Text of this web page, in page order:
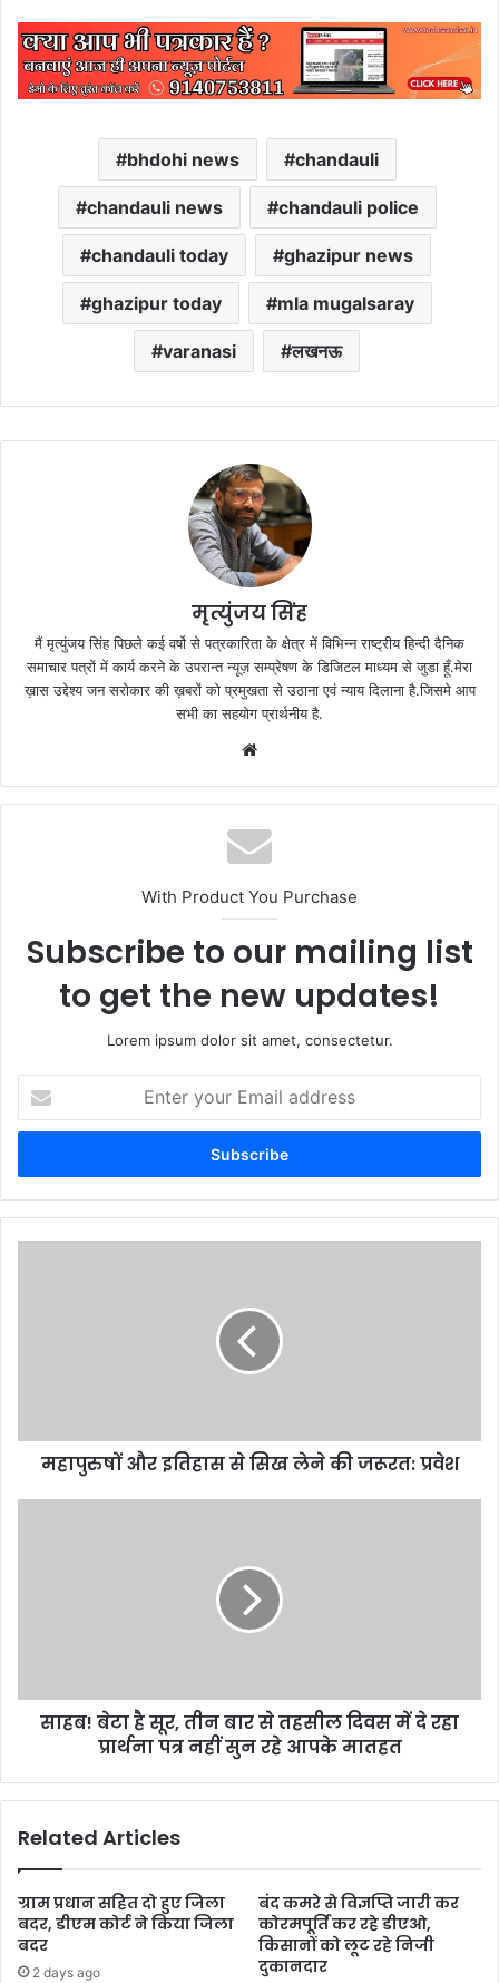
bhdohi news chandauli
chandauli news chandauli police
chandauli today ghazipur news
ghazipur today mla mugalsaray
varanasi लखनऊ
मृत्युंजय सिंह
मैं मृत्युंजय सिंह पिछले कई वर्षो से पत्रकारिता के क्षेत्र में विभिन्न राष्ट्रीय हिन्दी दैनिक
समाचार पत्रों में कार्य करने के उपरान्त न्यूज़ सम्प्रेषण के डिजिटल माध्यम से जुडा हूँ.मेरा
ख़ास उद्देश्य जन सरोकार की ख़बरों को प्रमुखता से उठाना एवं न्याय दिलाना है.जिसमे आप
सभी का सहयोग प्रार्थनीय है.
With Product You Purchase
Subscribe to our mailing list
to get the new updates!
Lorem ipsum dolor sit amet, consectetur.
your
Email
महापुरुषों और इतिहास से सिख लेने की जरूरत: प्रवेश
साहब! बेटा है सूर, तीन बार से तहसील दिवस में दे रहा
प्रार्थना पत्र नहीं सुन रहे आपके मातहत
Related Articles
ग्राम प्रधान सहित दो हुए जिला
बदर, डीएम कोर्ट ने किया जिला
बदर
2 days ago
बंद कमरे से विज्ञप्ति जारी कर
कोरमपूर्ति कर रहे डीएओ,
किसानों को लूट रहे निजी
दुकानदार